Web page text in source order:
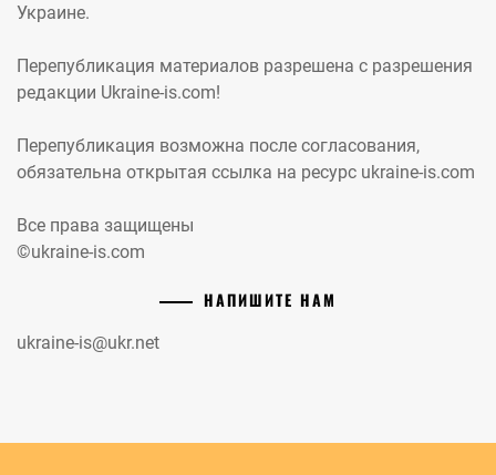
Украине.
Перепубликация материалов разрешена с разрешения
редакции Ukraine-is.com!
Перепубликация возможна после согласования,
обязательна открытая ссылка на ресурс ukraine-is.com
Все права защищены
©ukraine-is.com
НАПИШИТЕ НАМ
ukraine-is@ukr.net